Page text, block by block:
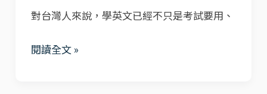
全
程、
對台灣人來說，學英文已經不只是考試要用、
場、
移
閱讀全文 »